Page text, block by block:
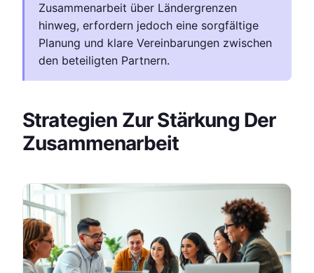
Zusammenarbeit über Ländergrenzen
hinweg, erfordern jedoch eine sorgfältige
Planung und klare Vereinbarungen zwischen
den beteiligten Partnern.
Strategien Zur Stärkung Der
Zusammenarbeit